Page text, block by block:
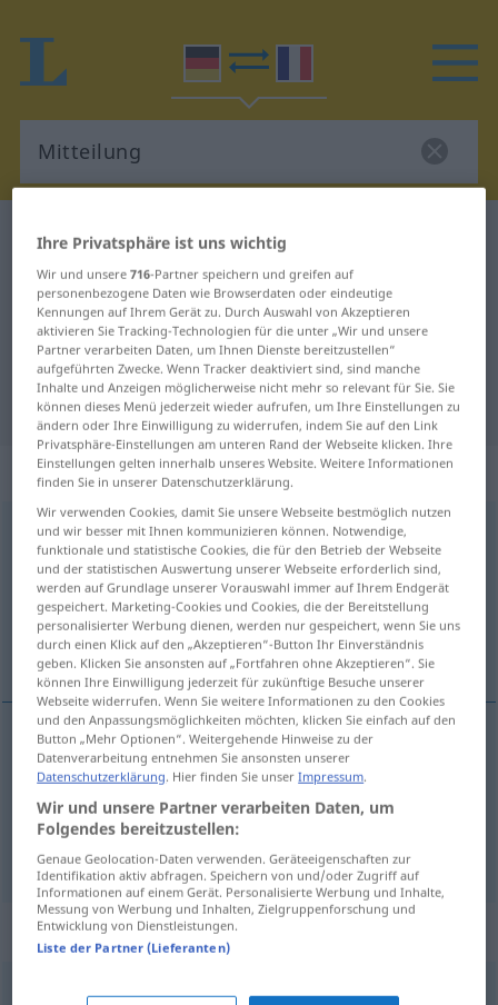
Deutsch-Französisch Wörterbuch
Deutsch-Französisch Übersetzung
für "Mitteilung"
"Mitteilung" Französisch
Übersetzung
„Mitteilung“: Femininum
Mitteilungf
Übersicht aller Übersetzungen
(Für mehr Details die Übersetzung anklicken/antippen)
communication, avis
communicationf Mitteilung
avism Mitteilungamtliche
Synonyme für "Mitteilung"
Ihre Privatsphäre ist uns wichtig
Wir und unsere716-Partner speichern und greifen auf
personenbezogene Daten wie Browserdaten oder eindeutige
Kennungen auf Ihrem Gerät zu. Durch Auswahl von Akzeptieren
aktivieren Sie Tracking-Technologien für die unter „Wir und unsere
Partner verarbeiten Daten, um Ihnen Dienste bereitzustellen“
aufgeführten Zwecke. Wenn Tracker deaktiviert sind, sind manche
Inhalte und Anzeigen möglicherweise nicht mehr so relevant für Sie. Sie
können dieses Menü jederzeit wieder aufrufen, um Ihre Einstellungen zu
ändern oder Ihre Einwilligung zu widerrufen, indem Sie auf den Link
Privatsphäre-Einstellungen am unteren Rand der Webseite klicken. Ihre
Einstellungen gelten innerhalb unseres Website. Weitere Informationen
finden Sie in unserer Datenschutzerklärung.
Wir verwenden Cookies, damit Sie unsere Webseite bestmöglich nutzen
und wir besser mit Ihnen kommunizieren können. Notwendige,
funktionale und statistische Cookies, die für den Betrieb der Webseite
und der statistischen Auswertung unserer Webseite erforderlich sind,
werden auf Grundlage unserer Vorauswahl immer auf Ihrem Endgerät
gespeichert. Marketing-Cookies und Cookies, die der Bereitstellung
personalisierter Werbung dienen, werden nur gespeichert, wenn Sie uns
durch einen Klick auf den „Akzeptieren“-Button Ihr Einverständnis
geben. Klicken Sie ansonsten auf „Fortfahren ohne Akzeptieren“. Sie
können Ihre Einwilligung jederzeit für zukünftige Besuche unserer
Webseite widerrufen. Wenn Sie weitere Informationen zu den Cookies
und den Anpassungsmöglichkeiten möchten, klicken Sie einfach auf den
Button „Mehr Optionen“. Weitergehende Hinweise zu der
Datenverarbeitung entnehmen Sie ansonsten unserer
Datenschutzerklärung. Hier finden Sie unserImpressum.
Wir und unsere Partner verarbeiten Daten, um
Folgendes bereitzustellen:
Genaue Geolocation-Daten verwenden. Geräteeigenschaften zur
Identifikation aktiv abfragen. Speichern von und/oder Zugriff auf
Informationen auf einem Gerät. Personalisierte Werbung und Inhalte,
Messung von Werbung und Inhalten, Zielgruppenforschung und
Entwicklung von Dienstleistungen.
Liste der Partner (Lieferanten)